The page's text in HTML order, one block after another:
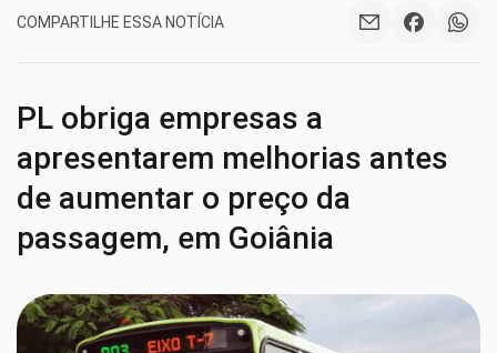
COMPARTILHE ESSA NOTÍCIA
PL obriga empresas a
apresentarem melhorias antes
de aumentar o preço da
passagem, em Goiânia